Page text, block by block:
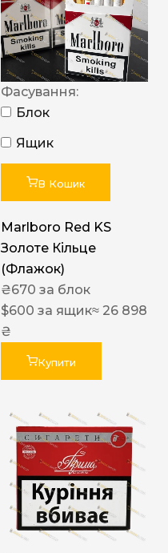
Фасування:
Блок
Ящик
В Кошик
Marlboro Red KS
Золоте Кільце
(Флажок)
₴670 за блок
$600 за ящик≈ 26 898
₴
Купити